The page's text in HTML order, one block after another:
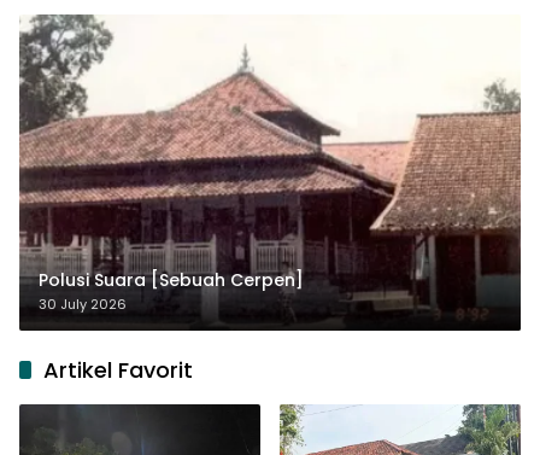
Polusi Suara [Sebuah Cerpen]
30 July 2026
Artikel Favorit